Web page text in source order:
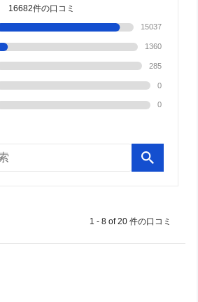
16682件の口コミ
15037
1360
285
0
0
1 - 8of20件の口コミ